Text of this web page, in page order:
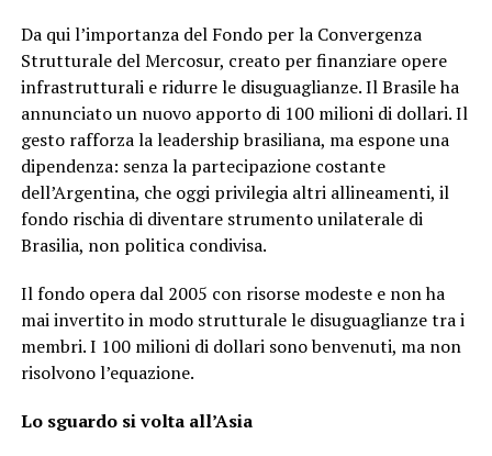
Da qui l’importanza del Fondo per la Convergenza
Strutturale del Mercosur, creato per finanziare opere
infrastrutturali e ridurre le disuguaglianze. Il Brasile ha
annunciato un nuovo apporto di 100 milioni di dollari. Il
gesto rafforza la leadership brasiliana, ma espone una
dipendenza: senza la partecipazione costante
dell’Argentina, che oggi privilegia altri allineamenti, il
fondo rischia di diventare strumento unilaterale di
Brasilia, non politica condivisa.
Il fondo opera dal 2005 con risorse modeste e non ha
mai invertito in modo strutturale le disuguaglianze tra i
membri. I 100 milioni di dollari sono benvenuti, ma non
risolvono l’equazione.
Lo sguardo si volta all’Asia